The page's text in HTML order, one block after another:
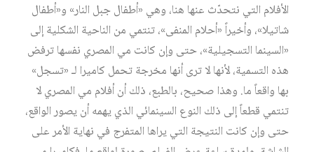
الأفلام التي نتحدّث عنها هنا، وهي «أطفال جبل النار» و«أطفال
شاتيلا»، وأخيراً «أحلام المنفى»، تنتمي من الناحية الشكلية إلى
«السينما التسجيلية»، حتى وإن كانت مي المصري نفسها ترفض
هذه التسمية، لأنها لا ترى أنها مخرجة تحمل كاميرا لـ «تسجل»
بها واقعاً ما. وهذا صحيح، بالطبع، ذلك أن أفلام مي المصري لا
تنتمي قطعاً إلى ذلك النوع السينمائي الذي يهمه أن يصور الواقع،
حتى وإن كانت النتيجة التي يراها المتفرج في نهاية الأمر على